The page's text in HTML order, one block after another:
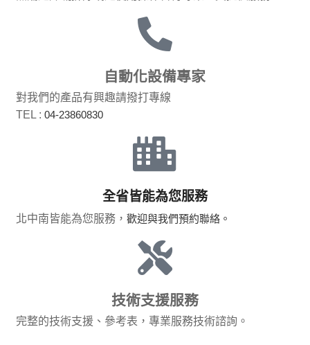
自動化設備專家
對我們的產品有興趣請撥打專線
TEL :04-23860830
全省皆能為您服務
北中南皆能為您服務，歡迎與我們預約聯絡。
技術支援服務
完整的技術支援、參考表，專業服務技術諮詢。